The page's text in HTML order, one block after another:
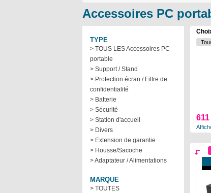
Accessoires PC
TYPE
> TOUS LES Accessoires PC
portable
> Support / Stand
> Protection écran / Filtre de
confidentialité
> Batterie
> Sécurité
> Station d'accueil
> Divers
> Extension de garantie
> Housse/Sacoche
> Adaptateur / Alimentations
MARQUE
> TOUTES
611